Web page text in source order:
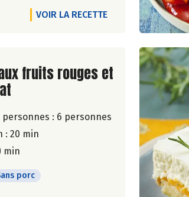
VOIR LA RECETTE
de la recette
fruits rouges et
: 6 personnes
: 20 min
min
porc